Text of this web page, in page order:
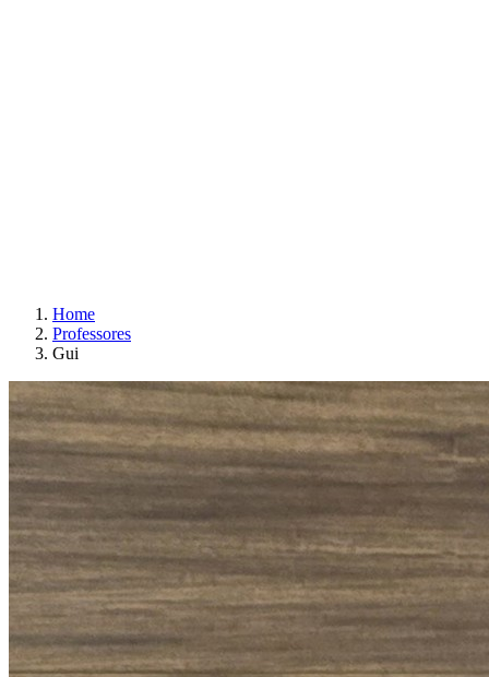
Home
Professores
Gui